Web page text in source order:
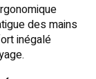
des mains
inégalé